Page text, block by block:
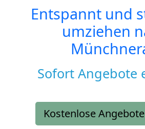
Entspannt und
umziehen
Sofort Angebote
Kostenlose